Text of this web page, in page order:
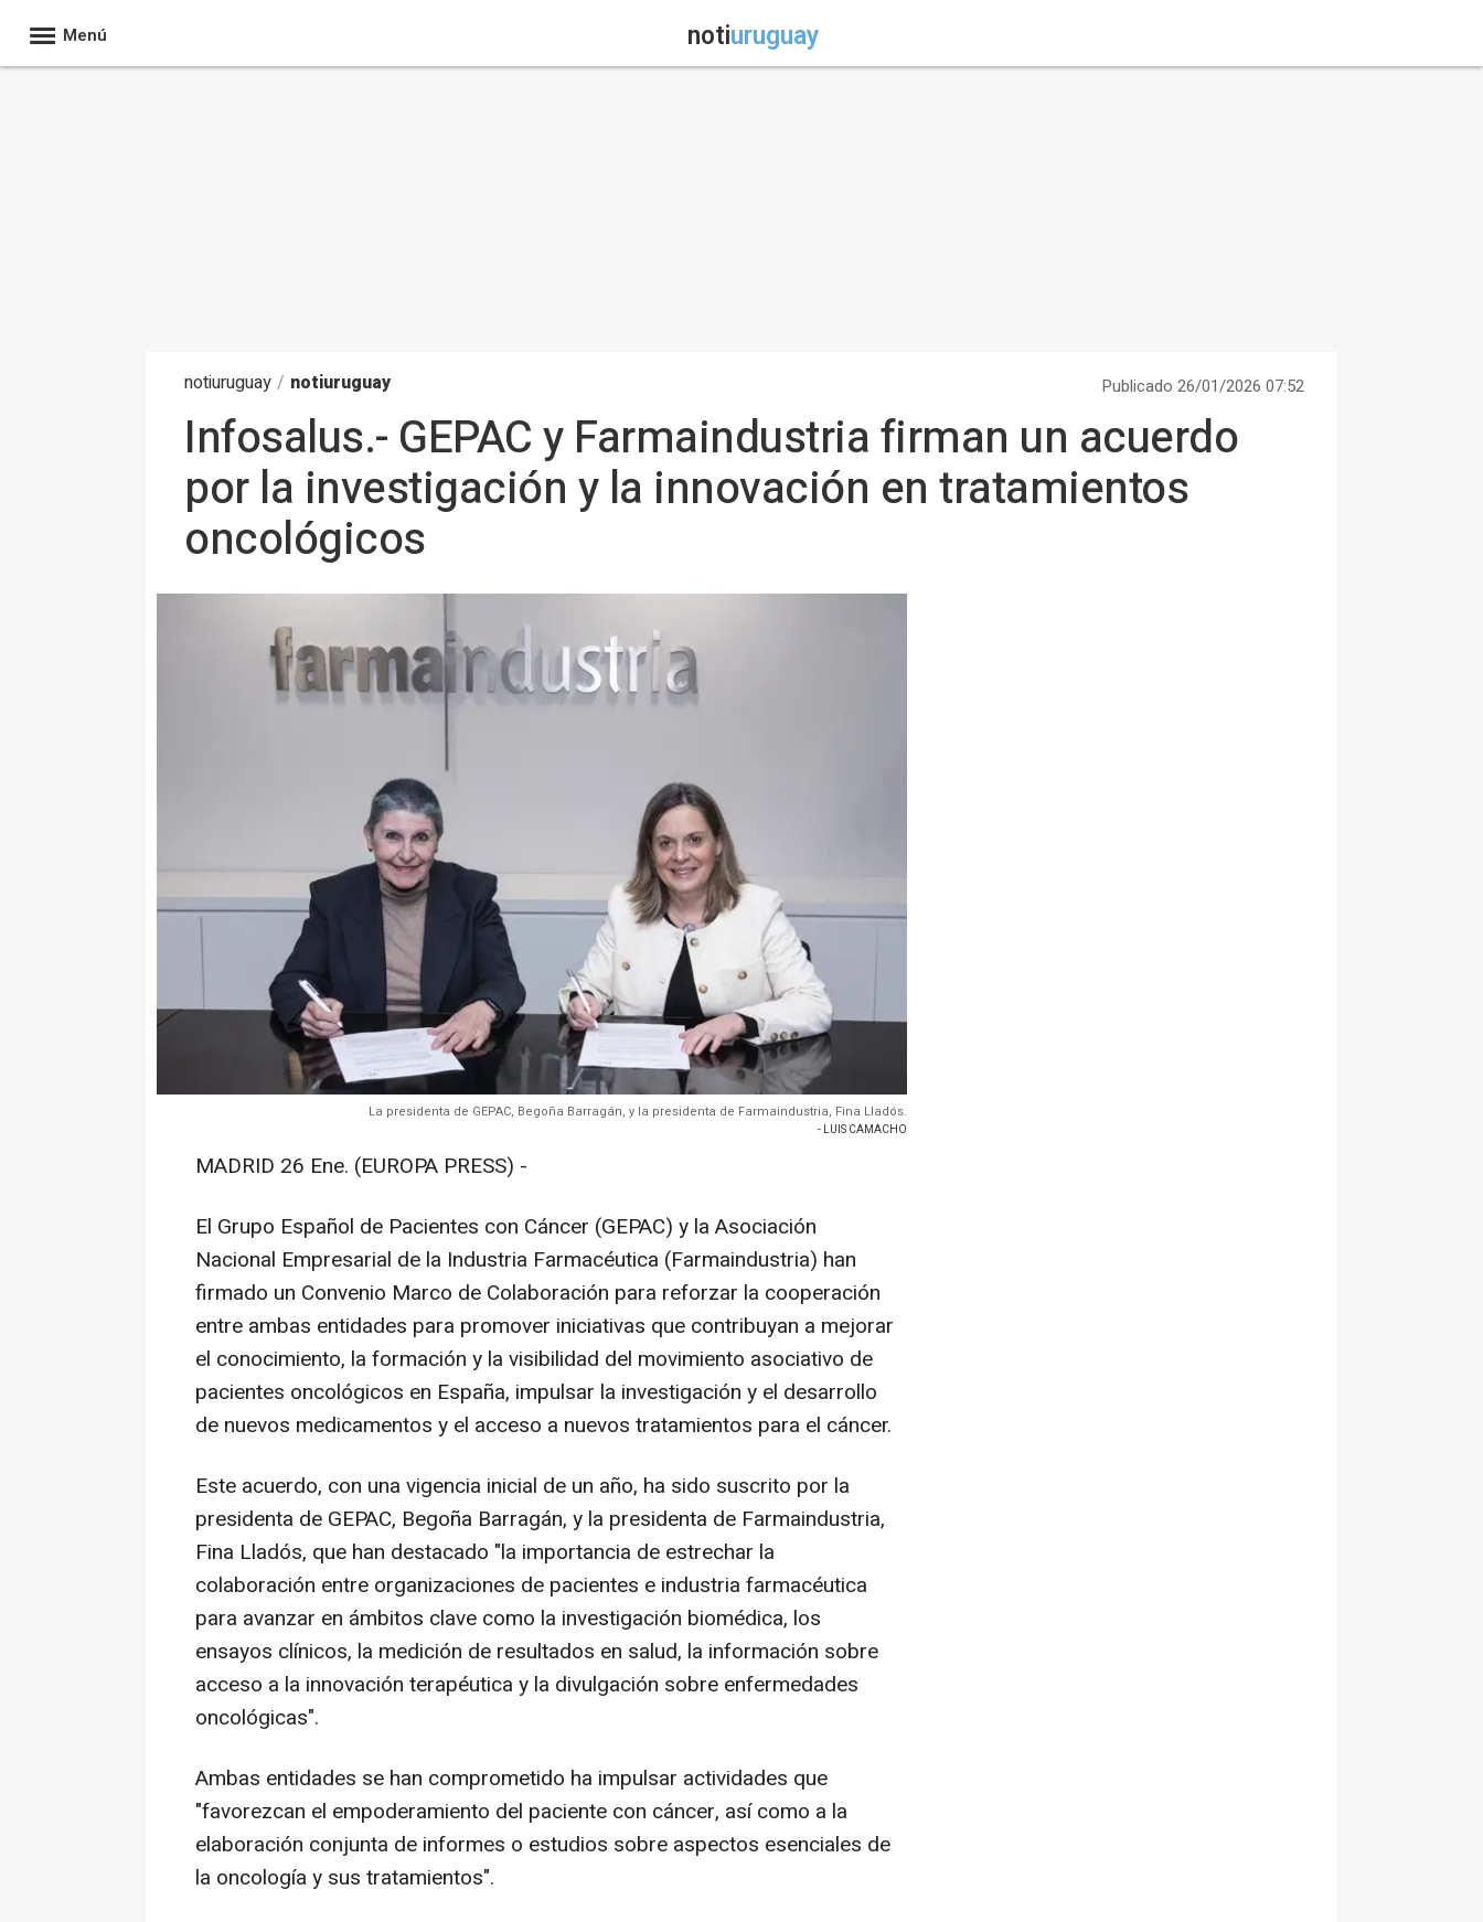
Menú notiuruguay
notiuruguay / notiuruguay Publicado 26/01/2026 07:52
Infosalus.- GEPAC y Farmaindustria firman un acuerdo
por la investigación y la innovación en tratamientos
oncológicos
La presidenta de GEPAC, Begoña Barragán, y la presidenta de Farmaindustria, Fina Lladós.
- LUIS CAMACHO
MADRID 26 Ene. (EUROPA PRESS) -
El Grupo Español de Pacientes con Cáncer (GEPAC) y la Asociación
Nacional Empresarial de la Industria Farmacéutica (Farmaindustria) han
firmado un Convenio Marco de Colaboración para reforzar la cooperación
entre ambas entidades para promover iniciativas que contribuyan a mejorar
el conocimiento, la formación y la visibilidad del movimiento asociativo de
pacientes oncológicos en España, impulsar la investigación y el desarrollo
de nuevos medicamentos y el acceso a nuevos tratamientos para el cáncer.
Este acuerdo, con una vigencia inicial de un año, ha sido suscrito por la
presidenta de GEPAC, Begoña Barragán, y la presidenta de Farmaindustria,
Fina Lladós, que han destacado "la importancia de estrechar la
colaboración entre organizaciones de pacientes e industria farmacéutica
para avanzar en ámbitos clave como la investigación biomédica, los
ensayos clínicos, la medición de resultados en salud, la información sobre
acceso a la innovación terapéutica y la divulgación sobre enfermedades
oncológicas".
Ambas entidades se han comprometido ha impulsar actividades que
"favorezcan el empoderamiento del paciente con cáncer, así como a la
elaboración conjunta de informes o estudios sobre aspectos esenciales de
la oncología y sus tratamientos".